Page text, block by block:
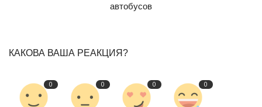
автобусов
КАКОВА ВАША РЕАКЦИЯ?
0 0 0 0